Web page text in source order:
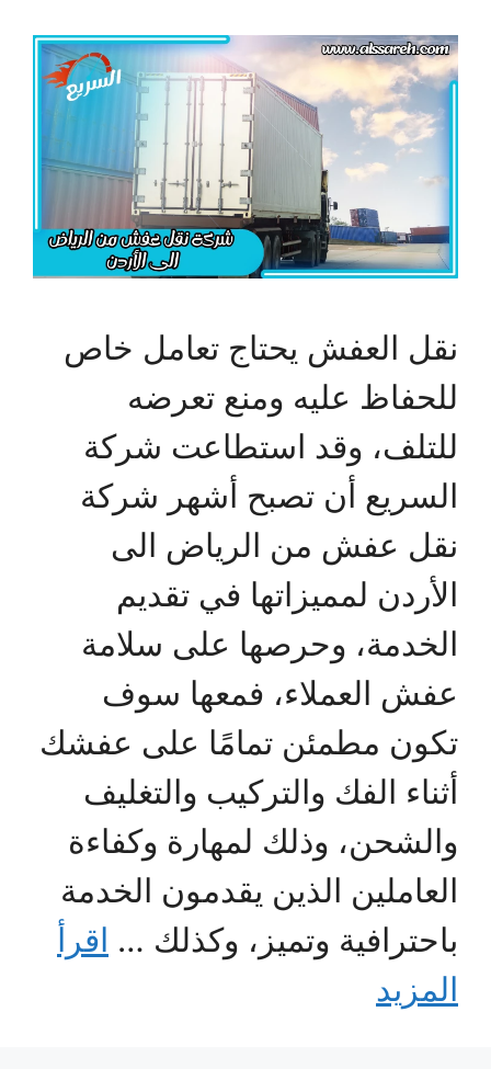
نقل العفش يحتاج تعامل خاص
للحفاظ عليه ومنع تعرضه
للتلف، وقد استطاعت شركة
السريع أن تصبح أشهر شركة
نقل عفش من الرياض الى
الأردن لمميزاتها في تقديم
الخدمة، وحرصها على سلامة
عفش العملاء، فمعها سوف
تكون مطمئن تمامًا على عفشك
أثناء الفك والتركيب والتغليف
والشحن، وذلك لمهارة وكفاءة
العاملين الذين يقدمون الخدمة
باحترافية وتميز، وكذلك … اقرأ
المزيد